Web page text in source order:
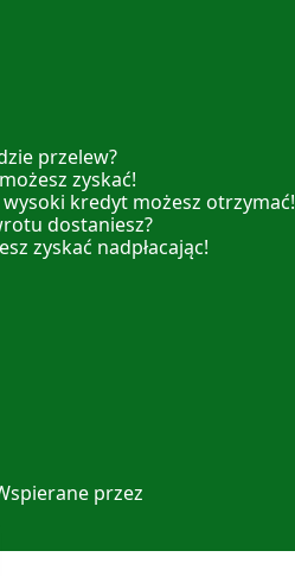
przelew?
zyskać!
kredyt możesz otrzymać!
dostaniesz?
zyskać nadpłacając!
przez